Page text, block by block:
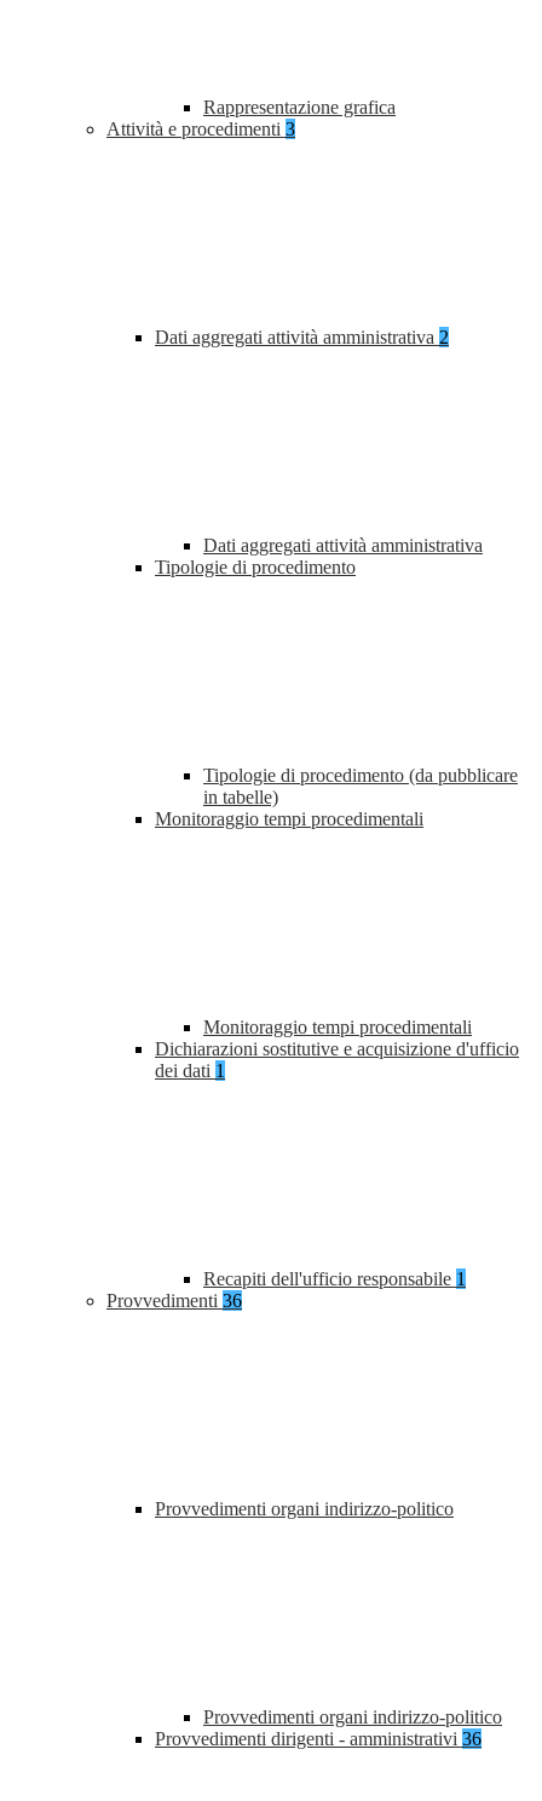
Rappresentazione grafica
Attività e procedimenti 3
Dati aggregati attività amministrativa 2
Dati aggregati attività amministrativa
Tipologie di procedimento
Tipologie di procedimento (da pubblicare
in tabelle)
Monitoraggio tempi procedimentali
Monitoraggio tempi procedimentali
Dichiarazioni sostitutive e acquisizione d'ufficio
dei dati 1
Recapiti dell'ufficio responsabile 1
Provvedimenti 36
Provvedimenti organi indirizzo-politico
Provvedimenti organi indirizzo-politico
Provvedimenti dirigenti - amministrativi 36